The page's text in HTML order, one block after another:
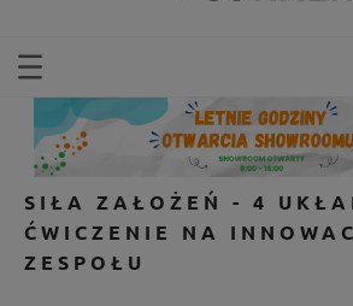
SIŁA ZAŁOŻEŃ - 4
ĆWICZENIE NA
ZESPOŁU